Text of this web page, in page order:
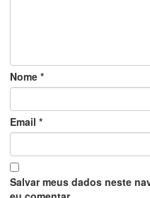
Nome *
Email *
Salvar meus dados neste